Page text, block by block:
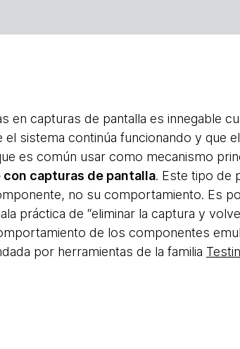
en capturas de pantalla es innegable
el sistema continúa funcionando y que
es común usar como mecanismo
capturas de pantalla. Este tipo de
no su comportamiento. Es
práctica de “eliminar la captura y
de los componentes
por herramientas de la familia